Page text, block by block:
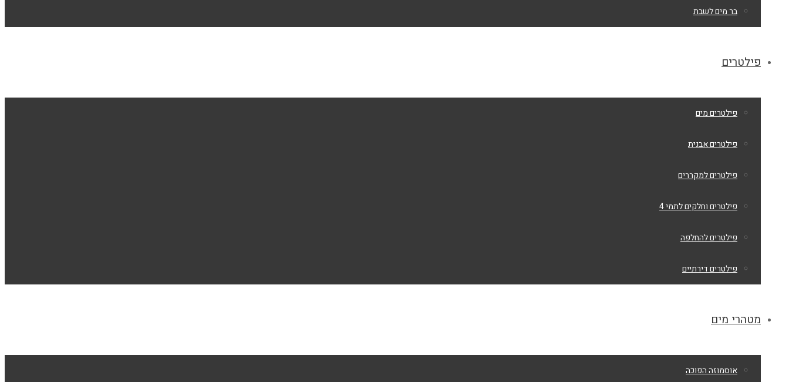
בר מים לשבת
פילטרים
פילטרים מים
פילטרים אבנית
פילטרים למקררים
פילטרים וחלקים לתמי 4
פילטרים להחלפה
פילטרים דירתיים
מטהרי מים
אוסמוזה הפוכה